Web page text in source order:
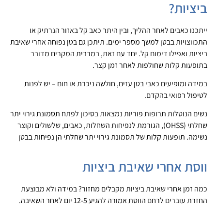
ביציות?
ייתכנו כאבים לאחר ההליך, ובין היתר כאב קל באזור הנרתיק או
התכווצויות בבטן למשך מספר ימים. תיתכן גם בטן נפוחה אחרי שאיבת
ביציות ואפילו דימום קל. יחד עם זאת, במרבית המקרים מדובר
בתופעות קלות שחולפות לאחר זמן קצר.
במידה ומופיעים כאבי בטן עזים, חולשה ניכרת או חום – יש לפנות
לטיפול רפואי בהקדם.
נשים הנוטלות תרופות פוריות נמצאות בסיכון לפתח תסמונת גירוי יתר
שחלתי (OHSS), הגורמת לנפיחות השחלות, כאבים, שלשולים וקוצר
נשימה. תופעות קלות של תסמונת גירוי יתר שחלתי הן נפיחות בבטן
ווסת אחרי שאיבת ביציות
כמה זמן אחרי שאיבת ביציות מקבלים מחזור? במידה ולא מבוצעת
החזרת עוברים לרחם הווסת אמורה להגיע 12-5 יום לאחר השאיבה.